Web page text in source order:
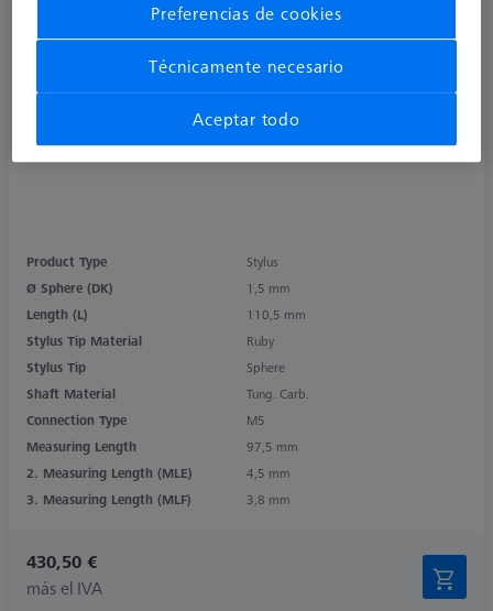
Product Type
Stylus
Ø Sphere (DK)
1,5 mm
Length (L)
110,5 mm
Stylus Tip Material
Ruby
Stylus Tip
Sphere
Shaft Material
Tung. Carb.
Connection Type
M5
Measuring Length
97,5 mm
2. Measuring Length (MLE)
4,5 mm
3. Measuring Length (MLF)
3,8 mm
430,50 €
más el IVA
Preferencias de cookies
Técnicamente necesario
Aceptar todo